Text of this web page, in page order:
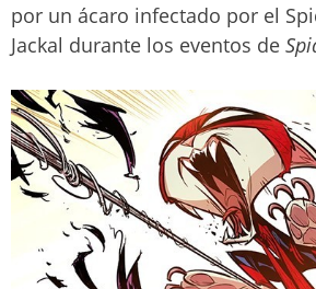
por un ácaro infectado por el
Jackal durante los eventos de